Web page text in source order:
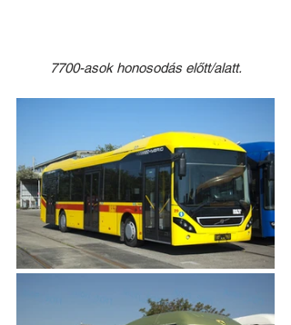
7700-asok honosodás előtt/alatt.